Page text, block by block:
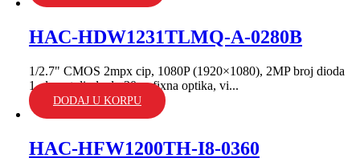
HAC-HDW1231TLMQ-A-0280B
1/2.7" CMOS 2mpx cip, 1080P (1920×1080), 2MP broj dioda
1, domet dioda do 30m; fixna optika, vi...
DODAJ U KORPU
HAC-HFW1200TH-I8-0360